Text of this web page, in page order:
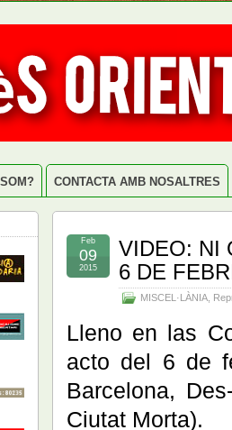
CONTACTA AMB NOSALTRES
VIDEO: NI
6 DE
MISCEL·LÀNIA
Feb
09
2015
Lleno en las
acto del 6 de
Barcelona,
Ciutat Morta).